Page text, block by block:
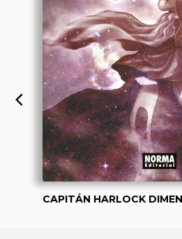
CAPITÁN HARLOCK